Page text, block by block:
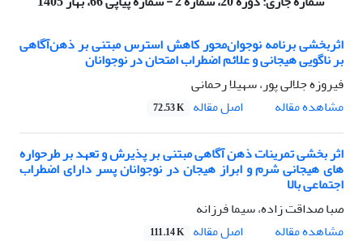
اثربخشی برنامه نوجوان‌محور کاهش استرس مبتنی بر ذهن‌آگاهی
بر ناگویی هیجانی و علائم اضطراب امتحان در نوجوانان
فیروزه جلالی پور، سهیلا رحمانی
مشاهده مقاله
اصل مقاله 72.53 K
اثر بخشی تمرینات ذهن آگاهی مبتنی بر پذیرش و تعهد بر طرحواره
های هیجانی شرم و ابراز هیجان در نوجوانان پسر دارای اضطراب
اجتماعی بالا
صبا صداقت زاده، سیما فرزانه
مشاهده مقاله
اصل مقاله 111.14 K